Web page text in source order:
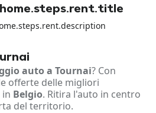
auto a Tournai? Con
offerte delle migliori
in Belgio. Ritira l'auto in centro
del territorio.